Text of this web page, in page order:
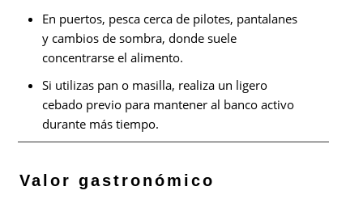
En puertos, pesca cerca de pilotes, pantalanes
y cambios de sombra, donde suele
concentrarse el alimento.
Si utilizas pan o masilla, realiza un ligero
cebado previo para mantener al banco activo
durante más tiempo.
Valor gastronómico